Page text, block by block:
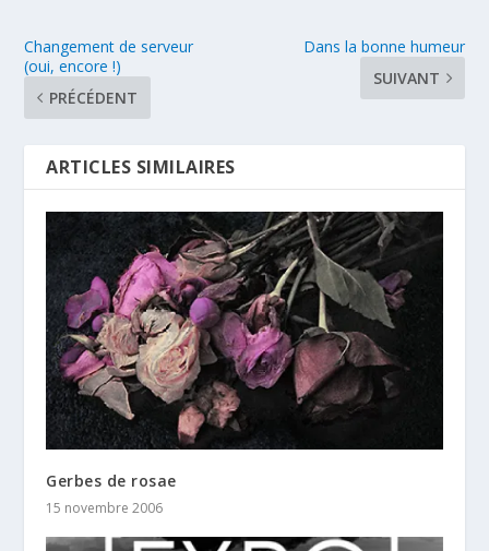
Changement de serveur
(oui, encore !)
PRÉCÉDENT
Dans la bonne humeur
SUIVANT
ARTICLES SIMILAIRES
Gerbes de rosae
15 novembre 2006